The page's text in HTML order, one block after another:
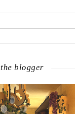
the blogger